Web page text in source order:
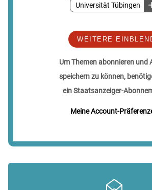
Universität Tübingen
WEITERE
Um Themen abonnieren und
speichern zu können,
ein Staatsanzeiger-
Meine Account-